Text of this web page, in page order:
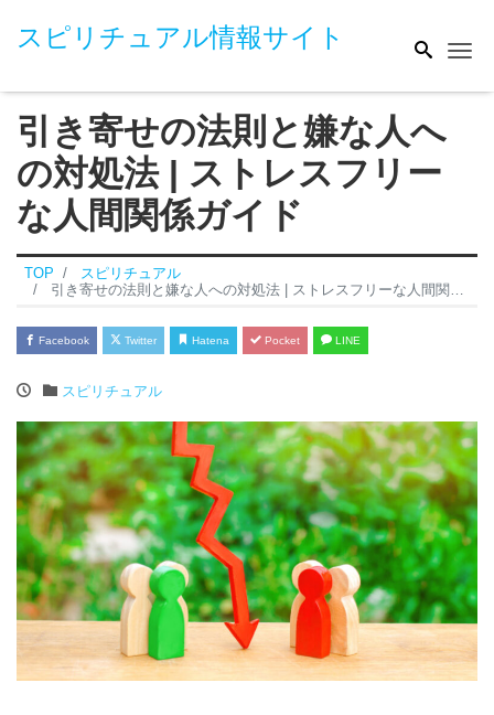
スピリチュアル情報サイト
引き寄せの法則と嫌な人へ
の対処法 | ストレスフリー
な人間関係ガイド
TOP
スピリチュアル
引き寄せの法則と嫌な人への対処法 | ストレスフリーな人間関係ガイド
Facebook Twitter Hatena Pocket LINE
スピリチュアル